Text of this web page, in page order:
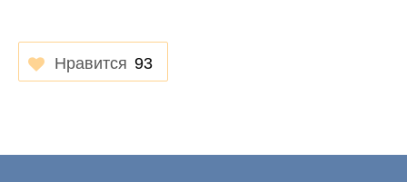
Нравится 93